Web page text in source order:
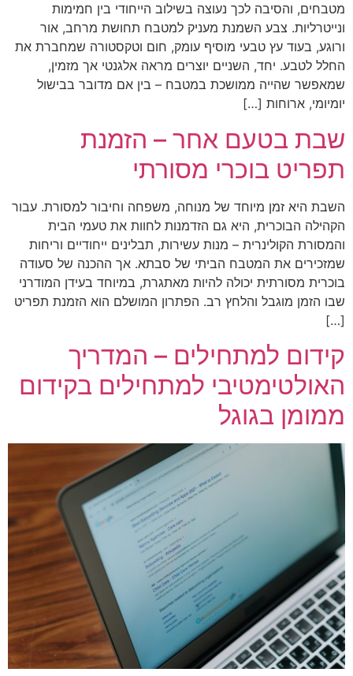
מטבחים, והסיבה לכך נעוצה בשילוב הייחודי בין חמימות
ונייטרליות. צבע השמנת מעניק למטבח תחושת מרחב, אור
ורוגע, בעוד עץ טבעי מוסיף עומק, חום וטקסטורה שמחברת את
החלל לטבע. יחד, השניים יוצרים מראה אלגנטי אך מזמין,
שמאפשר שהייה ממושכת במטבח – בין אם מדובר בבישול
יומיומי, ארוחות […]
שבת בטעם אחר – הזמנת
תפריט בוכרי מסורתי
השבת היא זמן מיוחד של מנוחה, משפחה וחיבור למסורת. עבור
הקהילה הבוכרית, היא גם הזדמנות לחוות את טעמי הבית
והמסורת הקולינרית – מנות עשירות, תבלינים ייחודיים וריחות
שמזכירים את המטבח הביתי של סבתא. אך ההכנה של סעודה
בוכרית מסורתית יכולה להיות מאתגרת, במיוחד בעידן המודרני
שבו הזמן מוגבל והלחץ רב. הפתרון המושלם הוא הזמנת תפריט
[…]
קידום למתחילים – המדריך
האולטימטיבי למתחילים בקידום
ממומן בגוגל